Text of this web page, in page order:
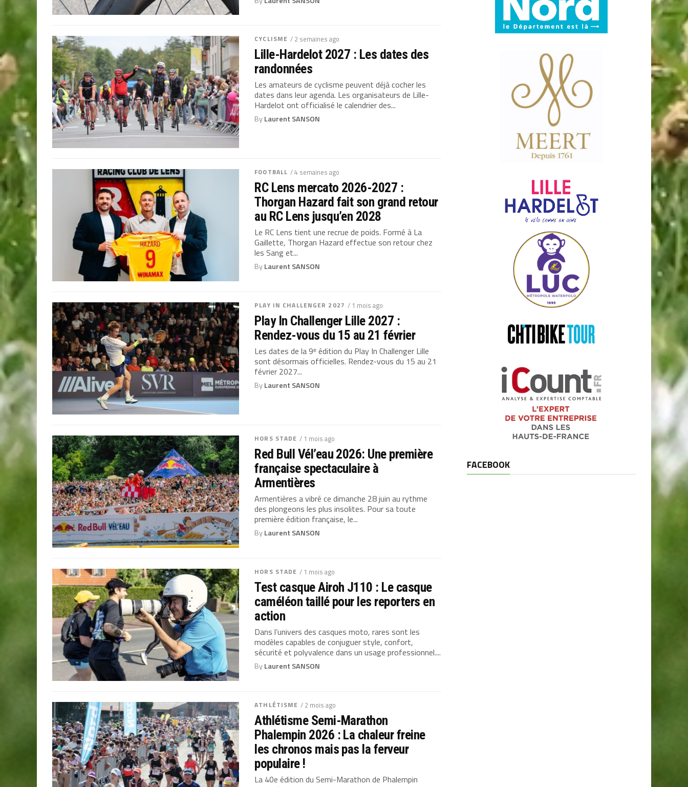
CYCLISME / 2 semaines ago
Lille-Hardelot 2027 : Les dates des
randonnées
Les amateurs de cyclisme peuvent déjà cocher les
dates dans leur agenda. Les organisateurs de Lille-
Hardelot ont officialisé le calendrier des...
ByLaurent SANSON
FOOTBALL / 4 semaines ago
RC Lens mercato 2026-2027 :
Thorgan Hazard fait son grand retour
au RC Lens jusqu’en 2028
Le RC Lens tient une recrue de poids. Formé à La
Gaillette, Thorgan Hazard effectue son retour chez
les Sang et...
ByLaurent SANSON
PLAY IN CHALLENGER 2027 / 1 mois ago
Play In Challenger Lille 2027 :
Rendez-vous du 15 au 21 février
Les dates de la 9ᵉ édition du Play In Challenger Lille
sont désormais officielles. Rendez-vous du 15 au 21
février 2027...
ByLaurent SANSON
HORS STADE / 1 mois ago
Red Bull Vél’eau 2026: Une première
française spectaculaire à
Armentières
Armentières a vibré ce dimanche 28 juin au rythme
des plongeons les plus insolites. Pour sa toute
première édition française, le...
ByLaurent SANSON
HORS STADE / 1 mois ago
Test casque Airoh J110 : Le casque
caméléon taillé pour les reporters en
action
Dans l’univers des casques moto, rares sont les
modèles capables de conjuguer style, confort,
sécurité et polyvalence dans un usage professionnel....
ByLaurent SANSON
ATHLÉTISME / 2 mois ago
Athlétisme Semi-Marathon
Phalempin 2026 : La chaleur freine
les chronos mais pas la ferveur
populaire !
La 40e édition du Semi-Marathon de Phalempin
FACEBOOK